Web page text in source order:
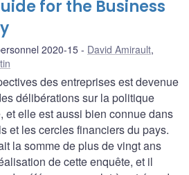
for the Business
2020-15 David Amirault,
des entreprises est devenue
délibérations sur la politique
et elle est aussi bien connue dans
et les cercles financiers du pays.
la somme de plus de vingt ans
de cette enquête, et il